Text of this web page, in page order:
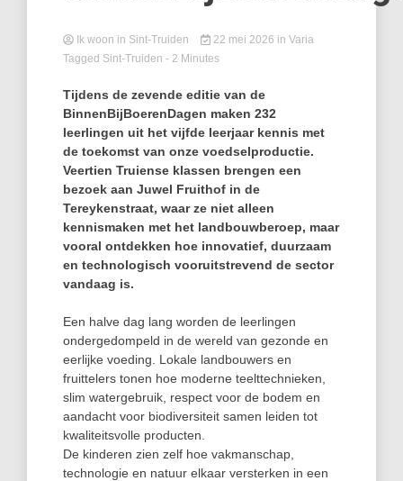
Ik woon in Sint-Truiden 22 mei 2026 in Varia
Tagged Sint-Truiden - 2 Minutes
Tijdens de zevende editie van de
BinnenBijBoerenDagen maken 232
leerlingen uit het vijfde leerjaar kennis met
de toekomst van onze voedselproductie.
Veertien Truiense klassen brengen een
bezoek aan Juwel Fruithof in de
Tereykenstraat, waar ze niet alleen
kennismaken met het landbouwberoep, maar
vooral ontdekken hoe innovatief, duurzaam
en technologisch vooruitstrevend de sector
vandaag is.
Een halve dag lang worden de leerlingen
ondergedompeld in de wereld van gezonde en
eerlijke voeding. Lokale landbouwers en
fruittelers tonen hoe moderne teelttechnieken,
slim watergebruik, respect voor de bodem en
aandacht voor biodiversiteit samen leiden tot
kwaliteitsvolle producten.
De kinderen zien zelf hoe vakmanschap,
technologie en natuur elkaar versterken in een